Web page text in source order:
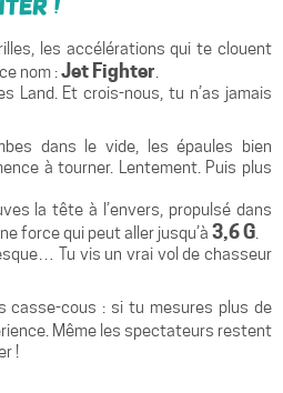
!
les accélérations qui te clouent
nom :Jet Fighter.
Land. Et crois-nous, tu n’as jamais
dans le vide, les épaules bien
à tourner. Lentement. Puis plus
la tête à l’envers, propulsé dans
force qui peut aller jusqu’à 3,6 G.
Tu vis un vrai vol de chasseur
casse-cous : si tu mesures plus de
Même les spectateurs restent
!